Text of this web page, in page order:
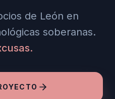
de León en
soberanas.